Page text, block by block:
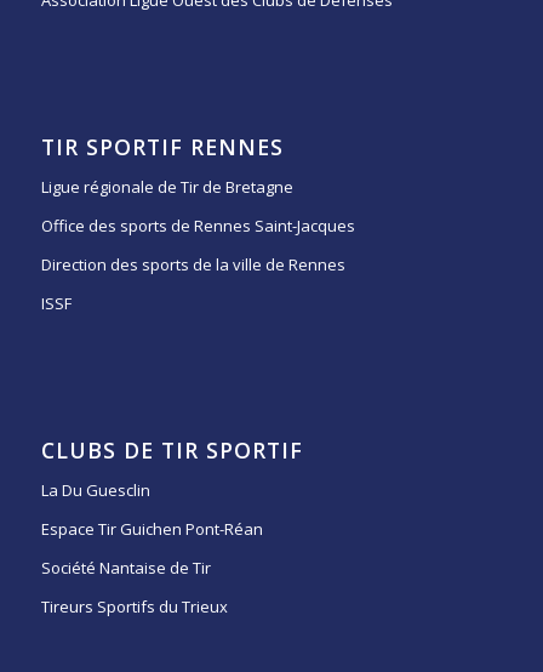
TIR SPORTIF RENNES
Ligue régionale de Tir de Bretagne
Office des sports de Rennes Saint-Jacques
Direction des sports de la ville de Rennes
ISSF
CLUBS DE TIR SPORTIF
La Du Guesclin
Espace Tir Guichen Pont-Réan
Société Nantaise de Tir
Tireurs Sportifs du Trieux